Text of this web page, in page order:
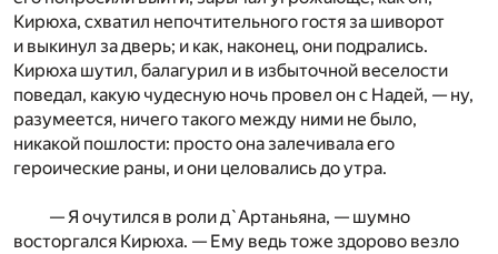
Кирюха, схватил непочтительного гостя за шиворот
и выкинул за дверь; и как, наконец, они подрались.
Кирюха шутил, балагурил и в избыточной веселости
поведал, какую чудесную ночь провел он с Надей, — ну,
разумеется, ничего такого между ними не было,
никакой пошлости: просто она залечивала его
героические раны, и они целовались до утра.
— Я очутился в роли д`Артаньяна, — шумно
восторгался Кирюха. — Ему ведь тоже здорово везло